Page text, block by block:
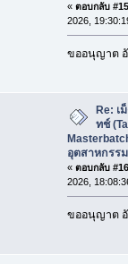
« ตอบกลับ
2026,
ขออนุญาต
Re: เ
ทช์
อุตสาหกรร
« ตอบกลับ
2026,
ขออนุญาต